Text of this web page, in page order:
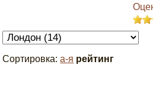
Сортировка:а-я рейтинг